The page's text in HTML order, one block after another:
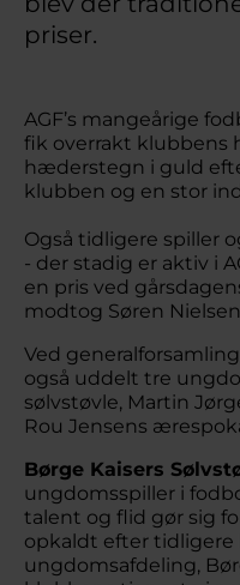
priser.
AGF’s mangeårige
fik overrakt klubbens
hæderstegn i guld
klubben og en stor
Også tidligere spiller
- der stadig er aktiv i
en pris ved
modtog Søren
Ved
også uddelt tre
sølvstøvle, Martin
Rou Jensens
Børge Kaisers
ungdomsspiller i
talent og flid gør sig
opkaldt efter tidligere
ungdomsafdeling,